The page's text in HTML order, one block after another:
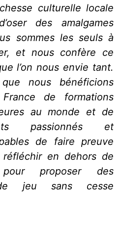
culturelle locale
des amalgames
sommes les seuls à
et nous confère ce
l’on nous envie tant.
nous bénéficions
de formations
au monde et de
passionnés et
de faire preuve
réfléchir en dehors de
proposer des
jeu sans cesse